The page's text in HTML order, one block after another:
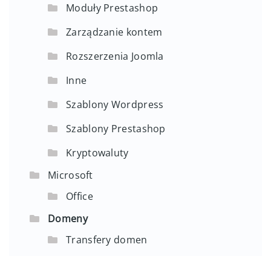
Moduły Prestashop
Zarządzanie kontem
Rozszerzenia Joomla
Inne
Szablony Wordpress
Szablony Prestashop
Kryptowaluty
Microsoft
Office
Domeny
Transfery domen